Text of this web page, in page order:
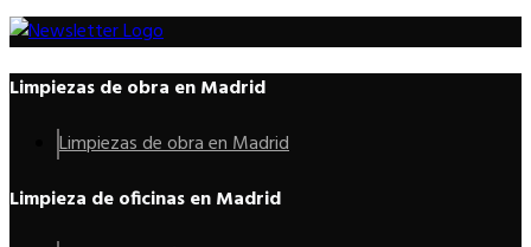
Limpiezas de obra en Madrid
Limpiezas de obra en Madrid
Limpieza de oficinas en Madrid